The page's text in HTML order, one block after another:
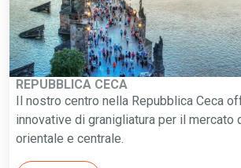
REPUBBLICA CECA
Il nostro centro nella Repubblica Ceca
innovative di granigliatura per il mercato
orientale e centrale.